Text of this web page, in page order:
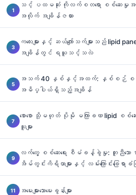
သင့် ပထမဆုံး ကိုလက်စတရော စစ်ဆေး
အလိုက် အချိန်ဇယား
ကလေးများနှင့် ဆယ်ကျော်သက်များသည် lipid
အချိန်တွင် ရယူသင့်သလဲ
အသက် 40 နှစ်နှင့်အထက်: နှစ်စဉ် စစ်ဆ
အဓိပ္ပါယ်ရှိသည့်အချိန်
စောစော သို့မဟုတ် ပိုမို မကြာခဏ lipid စစ်
သူများ
လက်တွေ့ စစ်ဆေးရေး စီမံခန့်ခွဲမှု: တူညီသော
အိမ်တွင်းကိရိယာများနှင့် လမ်းကြောင်းခြေရာခံခ
အမေးများသောမေးခွန်းများ